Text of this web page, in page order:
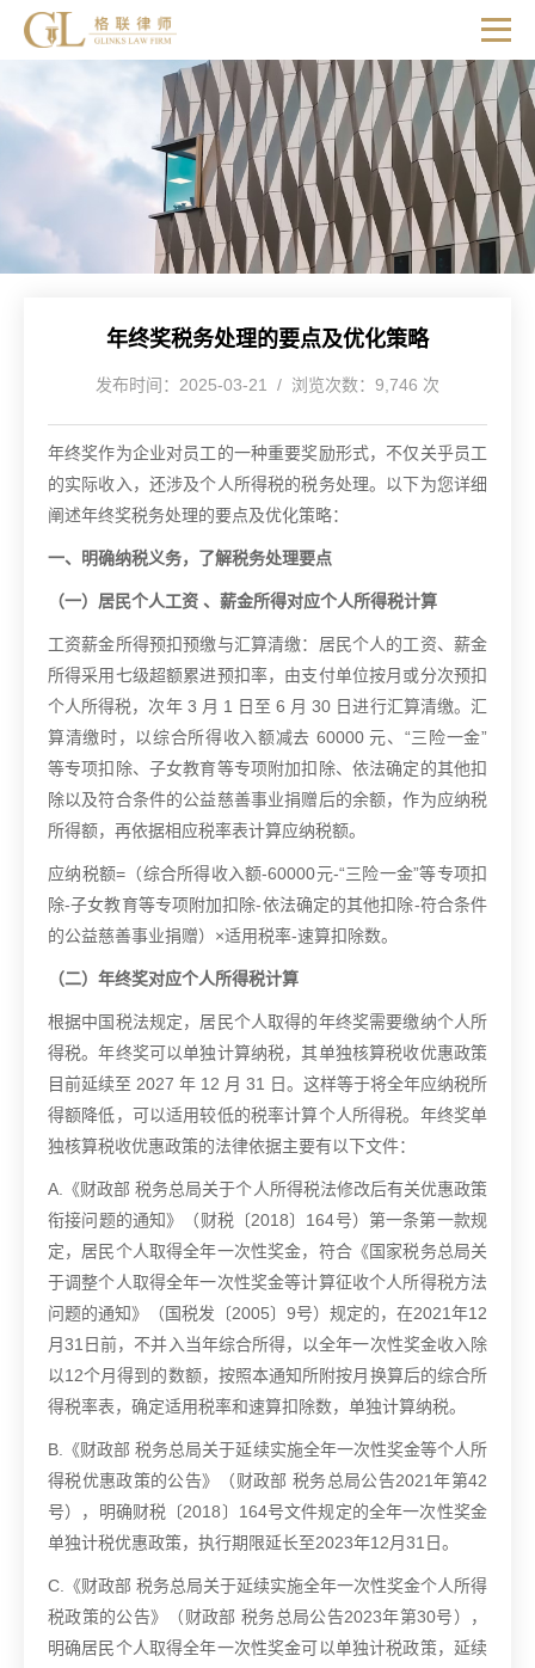
年终奖税务处理的要点及优化策略
发布时间：2025-03-21 / 浏览次数：9,746 次
年终奖作为企业对员工的一种重要奖励形式，不仅关乎员工
的实际收入，还涉及个人所得税的税务处理。以下为您详细
阐述年终奖税务处理的要点及优化策略：
一、明确纳税义务， 了解税务处理要点
（一）居民个人工资 、薪金所得对应个人所得税计算
工资薪金所得预扣预缴与汇算清缴：居民个人的工资、薪金
所得采用七级超额累进预扣率，由支付单位按月或分次预扣
个人所得税，次年 3 月 1 日至 6 月 30 日进行汇算清缴。汇
算清缴时，以综合所得收入额减去 60000 元、“三险一金”
等专项扣除、子女教育等专项附加扣除、依法确定的其他扣
除以及符合条件的公益慈善事业捐赠后的余额，作为应纳税
所得额，再依据相应税率表计算应纳税额。
应纳税额=（综合所得收入额-60000元-“三险一金”等专项扣
除-子女教育等专项附加扣除-依法确定的其他扣除-符合条件
的公益慈善事业捐赠）×适用税率-速算扣除数。
（二）年终奖对应个人所得税计算
根据中国税法规定，居民个人取得的年终奖需要缴纳个人所
得税。年终奖可以单独计算纳税，其单独核算税收优惠政策
目前延续至 2027 年 12 月 31 日。这样等于将全年应纳税所
得额降低，可以适用较低的税率计算个人所得税。年终奖单
独核算税收优惠政策的法律依据主要有以下文件：
A.《财政部 税务总局关于个人所得税法修改后有关优惠政策
衔接问题的通知》（财税〔2018〕164号）第一条第一款规
定，居民个人取得全年一次性奖金，符合《国家税务总局关
于调整个人取得全年一次性奖金等计算征收个人所得税方法
问题的通知》（国税发〔2005〕9号）规定的，在2021年12
月31日前，不并入当年综合所得，以全年一次性奖金收入除
以12个月得到的数额，按照本通知所附按月换算后的综合所
得税率表，确定适用税率和速算扣除数，单独计算纳税。
B.《财政部 税务总局关于延续实施全年一次性奖金等个人所
得税优惠政策的公告》（财政部 税务总局公告2021年第42
号），明确财税〔2018〕164号文件规定的全年一次性奖金
单独计税优惠政策，执行期限延长至2023年12月31日。
C.《财政部 税务总局关于延续实施全年一次性奖金个人所得
税政策的公告》（财政部 税务总局公告2023年第30号），
明确居民个人取得全年一次性奖金可以单独计税政策，延续